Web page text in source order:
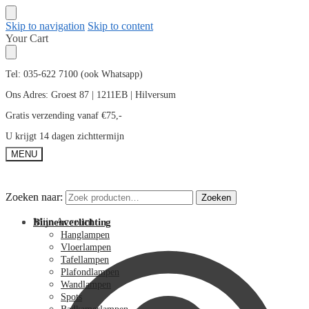
Skip to navigation Skip to content
Your Cart
Tel: 035-622 7100 (ook Whatsapp)
Ons Adres: Groest 87 | 1211EB | Hilversum
Gratis verzending vanaf €75,-
U krijgt 14 dagen zichttermijn
MENU
Zoeken naar: Zoeken
Mijn Account
Zoeken naar: Zoeken
Binnenverlichting
Hanglampen
Vloerlampen
Tafellampen
Plafondlampen
Wandlampen
Spots